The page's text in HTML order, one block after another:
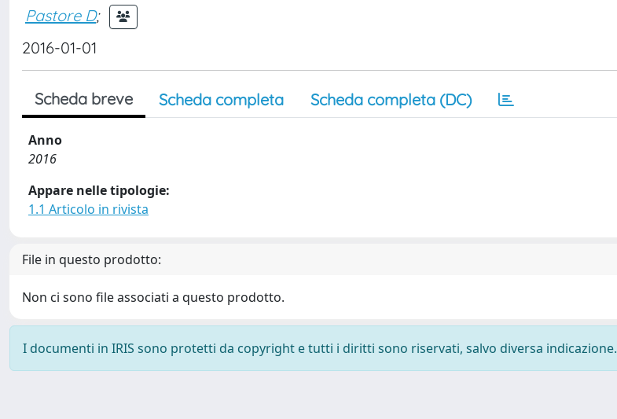
Pastore D;
2016-01-01
Scheda breve Scheda completa Scheda completa (DC)
Anno
2016
Appare nelle tipologie:
1.1 Articolo in rivista
File in questo prodotto:
Non ci sono file associati a questo prodotto.
I documenti in IRIS sono protetti da copyright e tutti i diritti sono riservati, salvo diversa indicazione.